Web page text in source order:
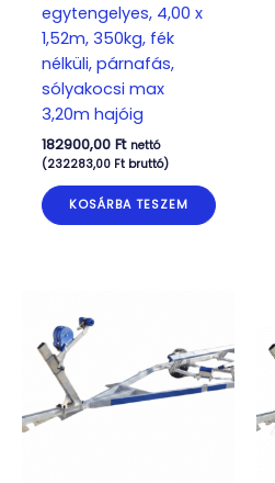
egytengelyes, 4,00 x
1,52m, 350kg, fék
nélküli, párnafás,
sólyakocsi max
3,20m hajóig
182900,00 Ft nettó
(232283,00 Ftbruttó)
KOSÁRBA TESZEM